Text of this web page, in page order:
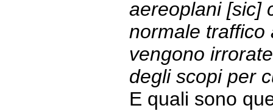
aereoplani [sic]
normale traffico
vengono
degli scopi per
E quali sono